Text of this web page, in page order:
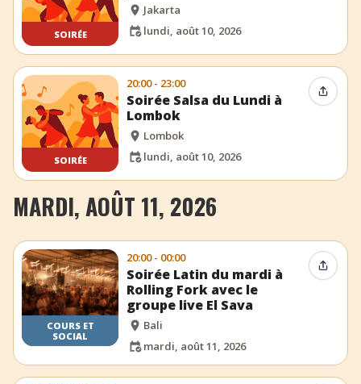
SOIRÉE
Jakarta
lundi, août 10, 2026
SOIRÉE
20:00 - 23:00
Soirée Salsa du Lundi à
Lombok
Lombok
lundi, août 10, 2026
MARDI, AOÛT 11, 2026
COURS ET
SOCIAL
20:00 - 00:00
Soirée Latin du mardi à
Rolling Fork avec le
groupe live El Sava
Bali
mardi, août 11, 2026